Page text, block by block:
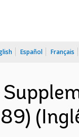
Español Français